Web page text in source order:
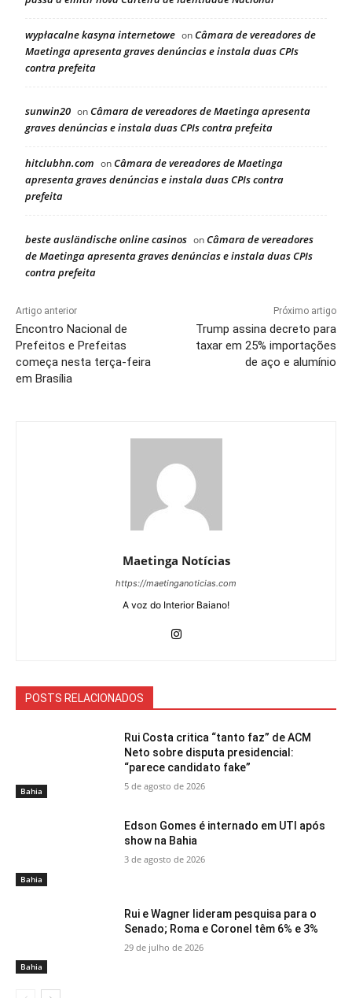
wypłacalne kasyna internetowe onCâmara de vereadores de
Maetinga apresenta graves denúncias e instala duas CPIs
contra prefeita
sunwin20 onCâmara de vereadores de Maetinga apresenta
graves denúncias e instala duas CPIs contra prefeita
hitclubhn.com onCâmara de vereadores de Maetinga
apresenta graves denúncias e instala duas CPIs contra
prefeita
beste ausländische online casinos onCâmara de vereadores
de Maetinga apresenta graves denúncias e instala duas CPIs
contra prefeita
Artigo anterior
Encontro Nacional de
Prefeitos e Prefeitas
começa nesta terça-feira
em Brasília
Próximo artigo
Trump assina decreto para
taxar em 25% importações
de aço e alumínio
Maetinga Notícias
https://maetinganoticias.com
A voz do Interior Baiano!
POSTS RELACIONADOS
Bahia
Rui Costa critica “tanto faz” de ACM
Neto sobre disputa presidencial:
“parece candidato fake”
5 de agosto de 2026
Bahia
Edson Gomes é internado em UTI após
show na Bahia
3 de agosto de 2026
Bahia
Rui e Wagner lideram pesquisa para o
Senado; Roma e Coronel têm 6% e 3%
29 de julho de 2026